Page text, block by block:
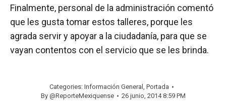
Finalmente, personal de la administración comentó
que les gusta tomar estos talleres, porque les
agrada servir y apoyar a la ciudadanía, para que se
vayan contentos con el servicio que se les brinda.
Categories: Información General , Portada
By @ReporteMexiquense 26 junio, 2014 8:59 PM